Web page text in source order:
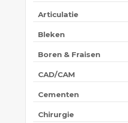
Articulatie
Bleken
Boren & Fraisen
CAD/CAM
Cementen
Chirurgie